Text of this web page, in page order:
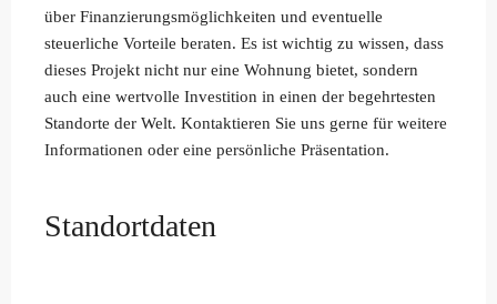
über Finanzierungsmöglichkeiten und eventuelle
steuerliche Vorteile beraten. Es ist wichtig zu wissen, dass
dieses Projekt nicht nur eine Wohnung bietet, sondern
auch eine wertvolle Investition in einen der begehrtesten
Standorte der Welt. Kontaktieren Sie uns gerne für weitere
Informationen oder eine persönliche Präsentation.
Standortdaten